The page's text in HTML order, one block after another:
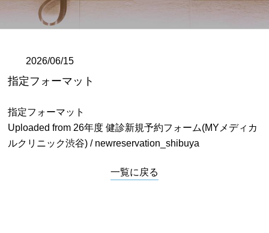
2026/06/15
指定フォーマット
指定フォーマット
Uploaded from 26年度 健診新規予約フォーム(MYメディカ
ルクリニック渋谷) / newreservation_shibuya
一覧に戻る